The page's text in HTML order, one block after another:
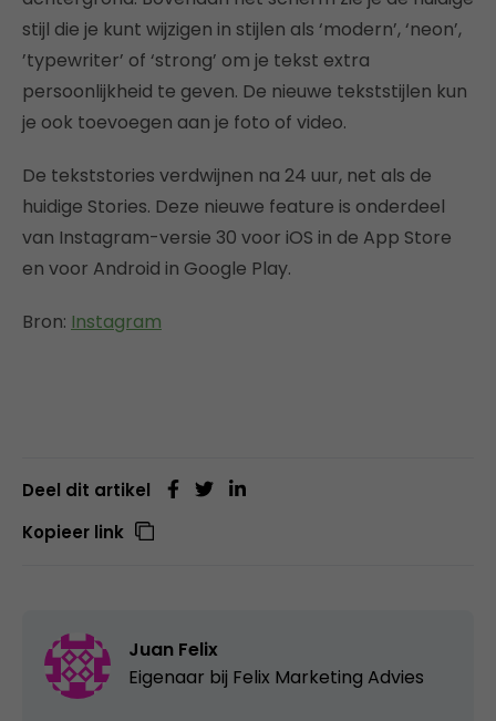
stijl die je kunt wijzigen in stijlen als ‘modern’, ‘neon’,
’typewriter’ of ‘strong’ om je tekst extra
persoonlijkheid te geven. De nieuwe tekststijlen kun
je ook toevoegen aan je foto of video.
De tekststories verdwijnen na 24 uur, net als de
huidige Stories. Deze nieuwe feature is onderdeel
van Instagram-versie 30 voor iOS in de App Store
en voor Android in Google Play.
Bron: Instagram
Deel dit artikel
Kopieer link
Juan Felix
Eigenaar bij Felix Marketing Advies